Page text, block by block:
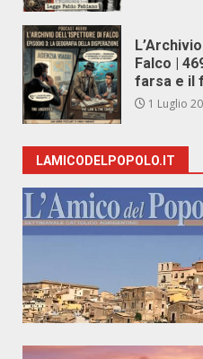
Falco |
farsa e il
1 Luglio
LAMICODELPOPOLO.IT